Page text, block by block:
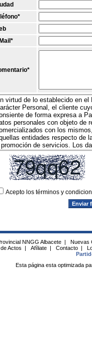
Acepto los términos y
NNGG Albacete |
Nuevas
Actos | Afíliate | Contacto |
Esta página esta optimizada